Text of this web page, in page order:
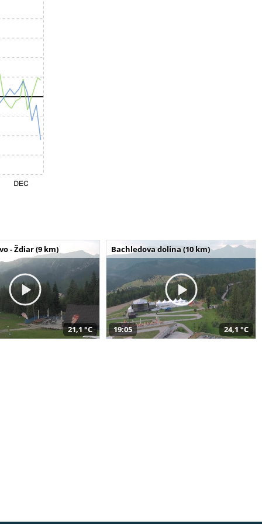
- Ždiar (9 km)
21,1 °C
Bachledova dolina (10 km)
19:05 24,1 °C